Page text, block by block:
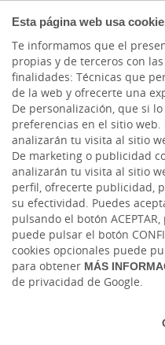
Esta página web usa
Te informamos que el
propias y de terceros con
finalidades: Técnicas que
de la web y ofrecerte una
De personalización, que si
preferencias en el sitio web.
analizarán tu visita al sitio
De marketing o publicidad
analizarán tu visita al sitio
perfil, ofrecerte publicidad,
su efectividad. Puedes
pulsando el botón
puede pulsar el botón
cookies opcionales puede
para obtener MÁS
de privacidad de Google.
Actualidad
gestora de
Cajasiete,
entre las
de España
12.000